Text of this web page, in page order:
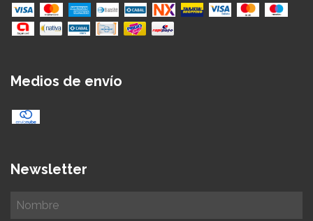
Medios de envío
Newsletter